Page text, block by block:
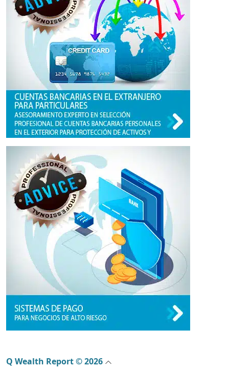
Q Wealth Report © 2026